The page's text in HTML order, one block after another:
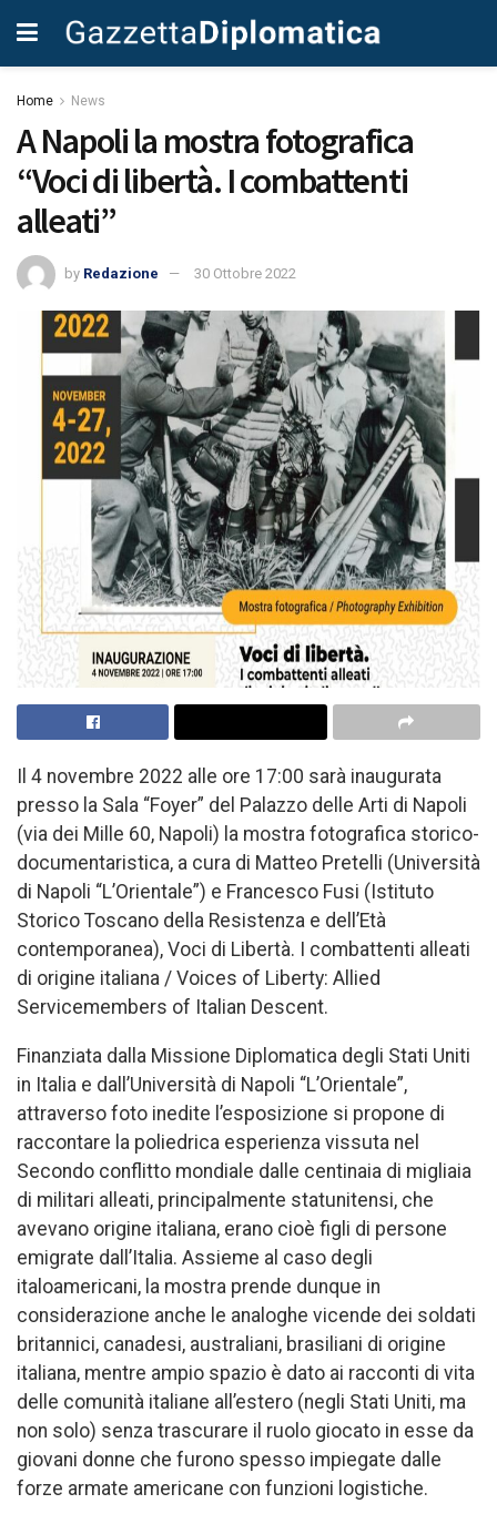
Home News
A Napoli la mostra fotografica
“Voci di libertà. I combattenti
alleati”
by Redazione 30 Ottobre 2022
Il 4 novembre 2022 alle ore 17:00 sarà inaugurata
presso la Sala “Foyer” del Palazzo delle Arti di Napoli
(via dei Mille 60, Napoli) la mostra fotografica storico-
documentaristica, a cura di Matteo Pretelli (Università
di Napoli “L’Orientale”) e Francesco Fusi (Istituto
Storico Toscano della Resistenza e dell’Età
contemporanea), Voci di Libertà. I combattenti alleati
di origine italiana / Voices of Liberty: Allied
Servicemembers of Italian Descent.
Finanziata dalla Missione Diplomatica degli Stati Uniti
in Italia e dall’Università di Napoli “L’Orientale”,
attraverso foto inedite l’esposizione si propone di
raccontare la poliedrica esperienza vissuta nel
Secondo conflitto mondiale dalle centinaia di migliaia
di militari alleati, principalmente statunitensi, che
avevano origine italiana, erano cioè figli di persone
emigrate dall’Italia. Assieme al caso degli
italoamericani, la mostra prende dunque in
considerazione anche le analoghe vicende dei soldati
britannici, canadesi, australiani, brasiliani di origine
italiana, mentre ampio spazio è dato ai racconti di vita
delle comunità italiane all’estero (negli Stati Uniti, ma
non solo) senza trascurare il ruolo giocato in esse da
giovani donne che furono spesso impiegate dalle
forze armate americane con funzioni logistiche.